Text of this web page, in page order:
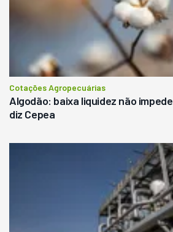
Cotações Agropecuárias
Algodão: baixa liquidez não
diz Cepea